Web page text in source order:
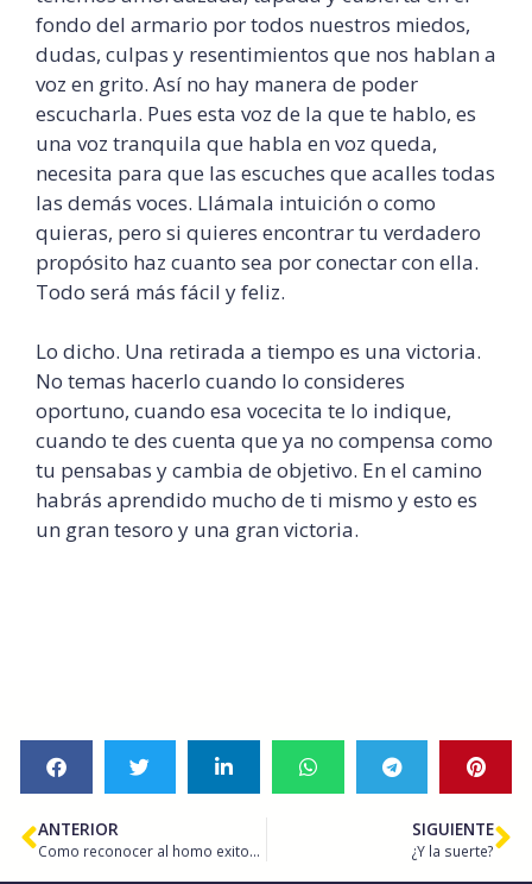
fondo del armario por todos nuestros miedos,
dudas, culpas y resentimientos que nos hablan a
voz en grito. Así no hay manera de poder
escucharla. Pues esta voz de la que te hablo, es
una voz tranquila que habla en voz queda,
necesita para que las escuches que acalles todas
las demás voces. Llámala intuición o como
quieras, pero si quieres encontrar tu verdadero
propósito haz cuanto sea por conectar con ella.
Todo será más fácil y feliz.
Lo dicho. Una retirada a tiempo es una victoria.
No temas hacerlo cuando lo consideres
oportuno, cuando esa vocecita te lo indique,
cuando te des cuenta que ya no compensa como
tu pensabas y cambia de objetivo. En el camino
habrás aprendido mucho de ti mismo y esto es
un gran tesoro y una gran victoria.
ANTERIOR
Como reconocer al homo exitosus
SIGUIENTE
¿Y la suerte?